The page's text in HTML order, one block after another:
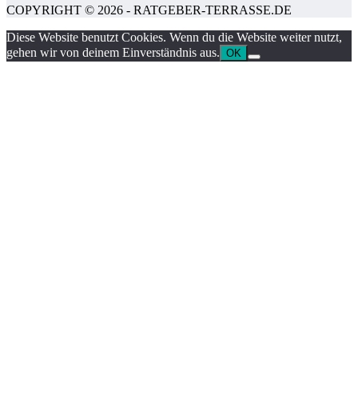
COPYRIGHT © 2026 - RATGEBER-TERRASSE.DE
Diese Website benutzt Cookies. Wenn du die Website weiter nutzt,
gehen wir von deinem Einverständnis aus. OK